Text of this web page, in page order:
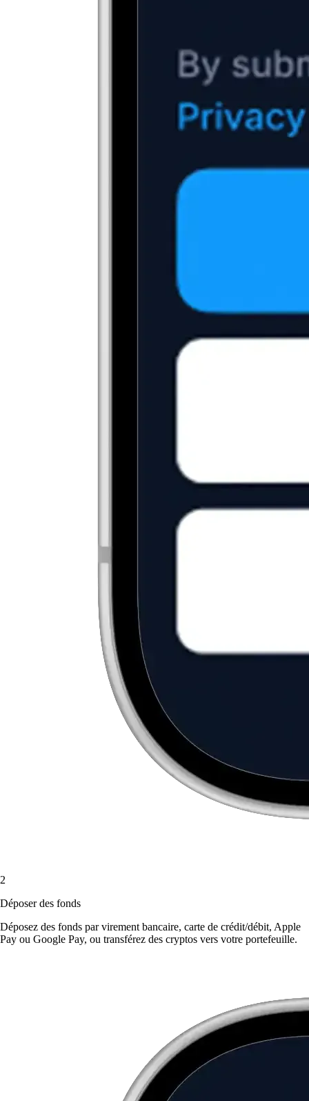
2
Déposer des fonds
Déposez des fonds par virement bancaire, carte de crédit/débit, Apple
Pay ou Google Pay, ou transférez des cryptos vers votre portefeuille.